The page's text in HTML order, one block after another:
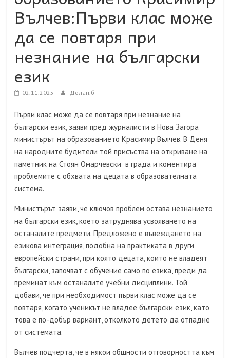
Вълчев:Първи клас може
да се повтаря при
незнание на български
език
02.11.2025 Долап.бг
Първи клас може да се повтаря при незнание на
български език, заяви пред журналисти в Нова Загора
министърът на образованието Красимир Вълчев. В Деня
на народните будители той присъства на откриване на
паметник на Стоян Омарчевски в града и коментира
проблемите с обхвата на децата в образователната
система.
Министърът заяви, че ключов проблем остава незнанието
на български език, което затруднява усвояването на
останалите предмети. Предложено е въвеждането на
езикова интеграция, подобна на практиката в други
европейски страни, при която децата, които не владеят
български, започват с обучение само по езика, преди да
преминат към останалите учебни дисциплини. Той
добави, че при необходимост първи клас може да се
повтаря, когато ученикът не владее български език, като
това е по-добър вариант, отколкото детето да отпадне
от системата.
Вълчев подчерта, че в някои общности отговорността към